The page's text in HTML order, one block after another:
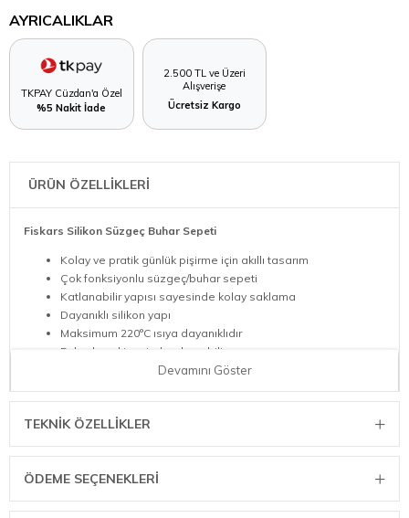
AYRICALIKLAR
TKPAY Cüzdan'a Özel
%5 Nakit İade
2.500 TL ve Üzeri
Alışverişe
Ücretsiz Kargo
ÜRÜN ÖZELLİKLERİ
Fiskars Silikon Süzgeç Buhar Sepeti
Kolay ve pratik günlük pişirme için akıllı tasarım
Çok fonksiyonlu süzgeç/buhar sepeti
Katlanabilir yapısı sayesinde kolay saklama
Dayanıklı silikon yapı
Maksimum 220°C ısıya dayanıklıdır
Bulaşık makinesinde yıkanabilir
Kullanımı, temizliği ve saklaması kolay
Yükseklik:46 cm
Uzunluk:9,9 cm
Genişlik:26 cm
Ağırlık:0,32 kg
Devamını Göster
TEKNIK ÖZELLIKLER
ÖDEME SEÇENEKLERI